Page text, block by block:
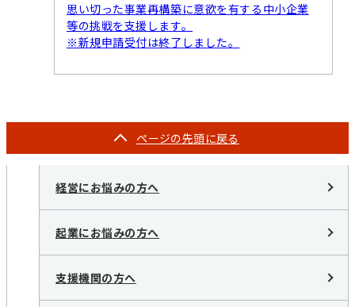
思い切った事業再構築に意欲を有する中小企業
等の挑戦を支援します。
※新規申請受付は終了しました。
ページの先頭に戻る
経営にお悩みの方へ
起業にお悩みの方へ
支援機関の方へ